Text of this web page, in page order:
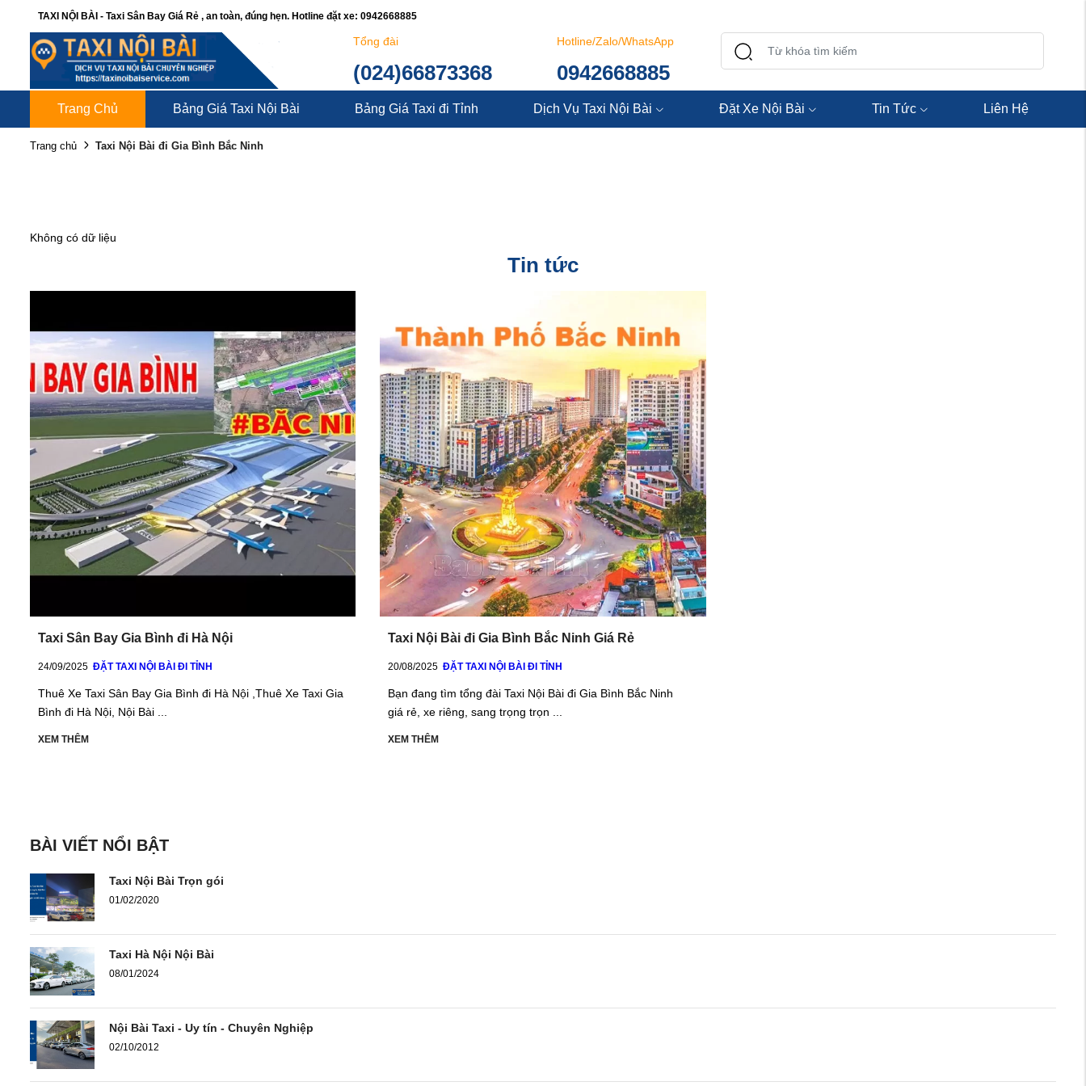
TAXI NỘI BÀI - Taxi Sân Bay Giá Rẻ , an toàn, đúng hẹn. Hotline đặt xe: 0942668885
Tổng đài
(024)66873368
Hotline/Zalo/WhatsApp
0942668885
Trang Chủ Bảng Giá Taxi Nội Bài Bảng Giá Taxi đi Tỉnh Dịch Vụ Taxi Nội Bài Đặt Xe Nội Bài Tin Tức Liên Hệ
Trang chủ Taxi Nội Bài đi Gia Bình Bắc Ninh
Không có dữ liệu
Tin tức
Taxi Sân Bay Gia Bình đi Hà Nội
24/09/2025 ĐẶT TAXI NỘI BÀI ĐI TỈNH
Thuê Xe Taxi Sân Bay Gia Bình đi Hà Nội ,Thuê Xe Taxi Gia
Bình đi Hà Nội, Nội Bài ...
XEM THÊM
Taxi Nội Bài đi Gia Bình Bắc Ninh Giá Rẻ
20/08/2025 ĐẶT TAXI NỘI BÀI ĐI TỈNH
Bạn đang tìm tổng đài Taxi Nội Bài đi Gia Bình Bắc Ninh
giá rẻ, xe riêng, sang trọng trọn ...
XEM THÊM
BÀI VIẾT NỔI BẬT
Taxi Nội Bài Trọn gói
01/02/2020
Taxi Hà Nội Nội Bài
08/01/2024
Nội Bài Taxi - Uy tín - Chuyên Nghiệp
02/10/2012